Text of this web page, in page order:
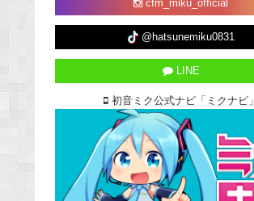
cfm_miku_official
@hatsunemiku0831
LINE
初音ミク公式ナビ「ミクナビ」